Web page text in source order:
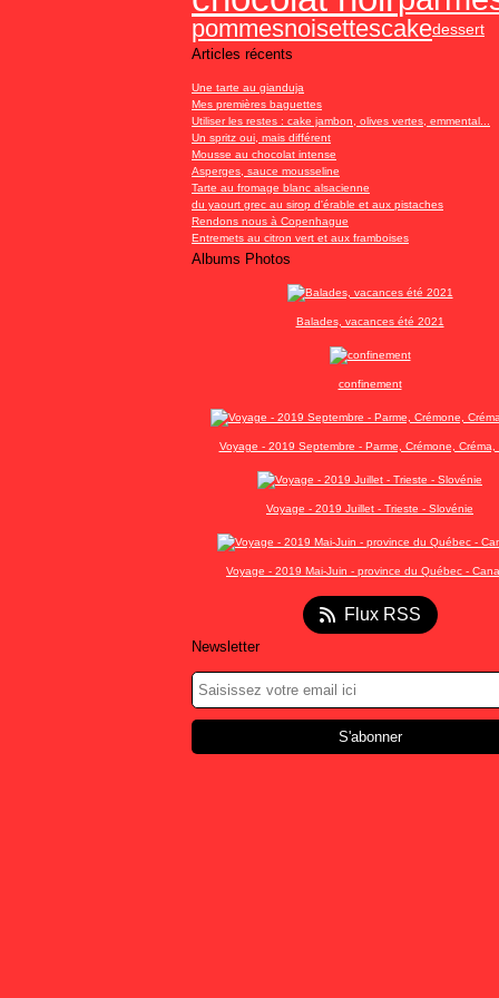
pommesnoisettescakedessert
Articles récents
Une tarte au gianduja
Mes premières baguettes
Utiliser les restes : cake jambon, olives vertes, emmental...
Un spritz oui, mais différent
Mousse au chocolat intense
Asperges, sauce mousseline
Tarte au fromage blanc alsacienne
du yaourt grec au sirop d'érable et aux pistaches
Rendons nous à Copenhague
Entremets au citron vert et aux framboises
Albums Photos
Balades, vacances été 2021
confinement
Voyage - 2019 Septembre - Parme, Crémone, Créma,
Voyage - 2019 Juillet - Trieste - Slovénie
Voyage - 2019 Mai-Juin - province du Québec -
Flux RSS
Newsletter